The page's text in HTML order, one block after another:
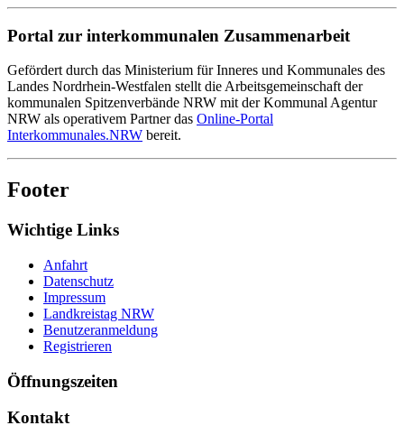
Portal zur interkommunalen Zusammenarbeit
Gefördert durch das Ministerium für Inneres und Kommunales des
Landes Nordrhein-Westfalen stellt die Arbeitsgemeinschaft der
kommunalen Spitzenverbände NRW mit der Kommunal Agentur
NRW als operativem Partner das Online-Portal
Interkommunales.NRW bereit.
Footer
Wichtige Links
Anfahrt
Datenschutz
Impressum
Landkreistag NRW
Benutzeranmeldung
Registrieren
Öffnungszeiten
Kontakt